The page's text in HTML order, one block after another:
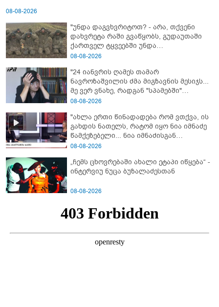
08-08-2026
"უნდა დაგვხვრიტოთ? - არა, თქვენი
დახვრეტა რაში გვაწყობს, გუდაუთაში
ქართველ ტყვეებში უნდა
გადაგცვალოთ..."
08-08-2026
"24 იანვრის ღამეს თამარ
ნავროზაშვილის ძმა მიგზავნის მესიჯს...
მე ვერ ვნახე, რადგან "სპამებში"
ჩავარდა": რა მისწერა ნია იმნაძის ბიძამ
"სქრინს" აქვეყნებს
08-08-2026
"ახლა ერთი წინადადება რომ ვთქვა, ის
გახდის ნათელს, რატომ იყო ნია იმნაძე
წამქეზებელი... ნია იმნაძისგან
გამოსული ინფორმაციაა ეს" - რას
08-08-2026
„ჩემს ცხოვრებაში ახალი ეტაპი იწყება“ -
ინტერვიუ ნუცა ბუზალაძესთან
08-08-2026